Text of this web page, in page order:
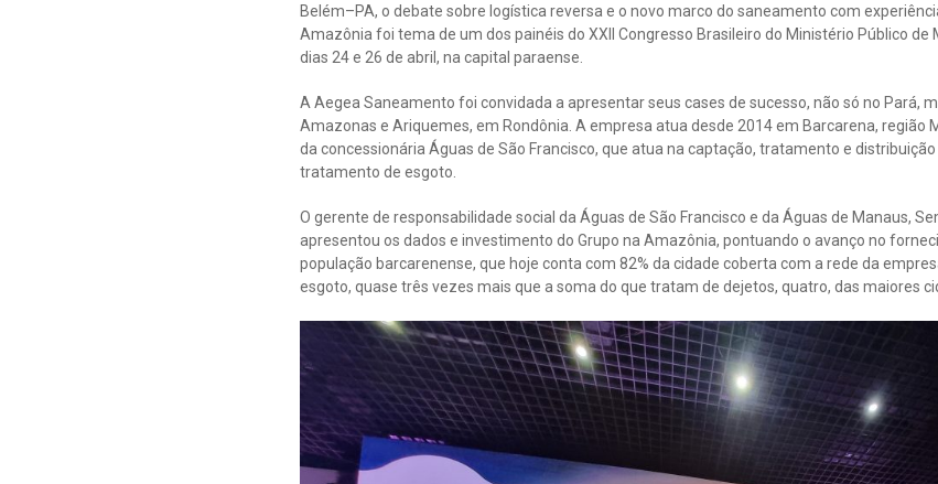
Belém–PA, o debate sobre logística reversa e o novo marco do saneamento com
Amazônia foi tema de um dos painéis do XXII Congresso Brasileiro do Ministério Público
dias 24 e 26 de abril, na capital paraense.
A Aegea Saneamento foi convidada a apresentar seus cases de sucesso, não só no Pará,
Amazonas e Ariquemes, em Rondônia. A empresa atua desde 2014 em Barcarena, região
da concessionária Águas de São Francisco, que atua na captação, tratamento e
tratamento de esgoto.
O gerente de responsabilidade social da Águas de São Francisco e da Águas de Manaus,
apresentou os dados e investimento do Grupo na Amazônia, pontuando o avanço no
população barcarenense, que hoje conta com 82% da cidade coberta com a rede da
esgoto, quase três vezes mais que a soma do que tratam de dejetos, quatro, das maiores